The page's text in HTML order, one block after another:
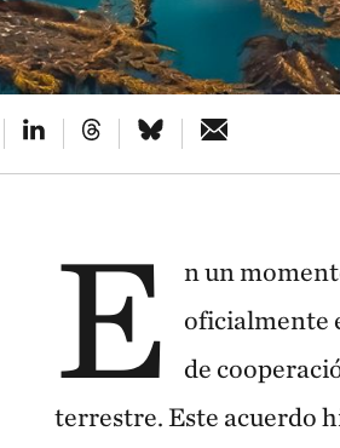
E n un
oficialmente
de
terrestre. Este acuerdo